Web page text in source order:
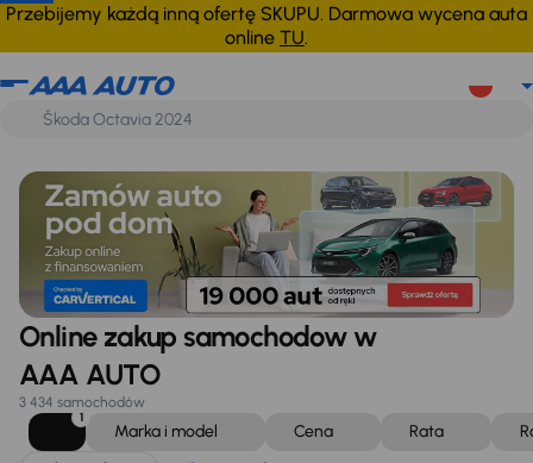
Przebijemy każdą inną ofertę SKUPU. Darmowa wycena auta
online TU.
Zakup online Anuluj wszystko
Online zakup samochodow w
AAA AUTO
3 434 samochodów
1
Marka i model Cena Rata